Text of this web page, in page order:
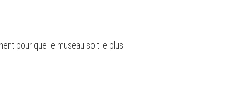
pour que le museau soit le plus